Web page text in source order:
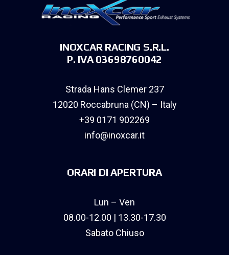
INOXCAR RACING S.R.L.
P. IVA 03698760042
Strada Hans Clemer 237
12020 Roccabruna (CN) – Italy
+39 0171 902269
info@inoxcar.it
ORARI DI APERTURA
Lun – Ven
08.00-12.00 | 13.30-17.30
Sabato Chiuso